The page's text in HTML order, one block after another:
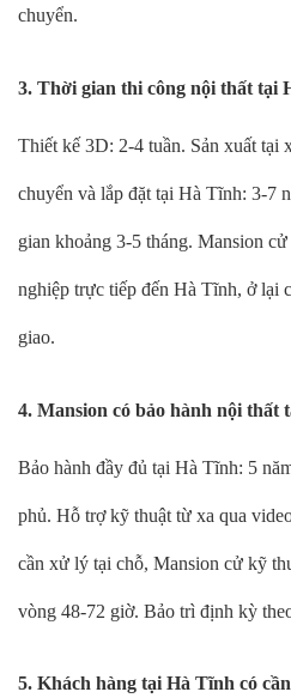
chuyển.
3. Thời gian thi công nội thất tại
Thiết kế 3D: 2-4 tuần. Sản xuất tại
chuyển và lắp đặt tại Hà Tĩnh: 3-7
gian khoảng 3-5 tháng. Mansion
nghiệp trực tiếp đến Hà Tĩnh, ở lại
giao.
4. Mansion có bảo hành nội thất
Bảo hành đầy đủ tại Hà Tĩnh: 5
phủ. Hỗ trợ kỹ thuật từ xa qua
cần xử lý tại chỗ, Mansion cử kỹ
vòng 48-72 giờ. Bảo trì định kỳ
5. Khách hàng tại Hà Tĩnh có